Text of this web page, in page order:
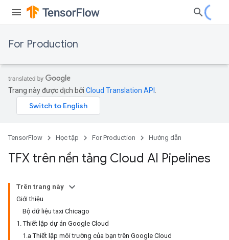
For Production
Trang này được dịch bởi Cloud Translation API
TensorFlow Học tập For Production Hướng dẫn
TFX trên nền tảng Cloud AI Pipelines
Trên trang này
Giới thiệu
Bộ dữ liệu taxi Chicago
1. Thiết lập dự án Google Cloud
1.a Thiết lập môi trường của bạn trên Google Cloud